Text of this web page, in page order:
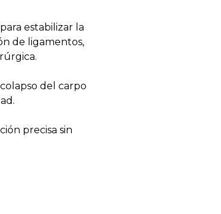
estabilizar la
de ligamentos,
del carpo
precisa sin